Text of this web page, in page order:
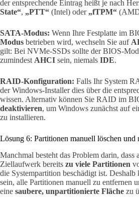
der entsprechende Eintrag heißt je nach
State“, „PTT“ (Intel) oder „fTPM“
SATA-Modus: Wenn Ihre Festplatte im
Modus betrieben wird, wechseln Sie auf
gilt: Bei NVMe-SSDs sollte der BIOS-
zumindest AHCI sein, niemals IDE.
RAID-Konfiguration: Falls Ihr System
der Windows-Installer dies über die
wissen. Alternativ können Sie RAID im
deaktivieren, um Windows zunächst auf
zu installieren.
Lösung 6: Partitionen manuell löschen und
Manchmal besteht das Problem darin, dass
Ziellaufwerk bereits zu viele Partitionen
die Systempartition beschädigt ist. Deshalb
sein, alle Partitionen manuell zu entfernen
eine saubere, unpartitionierte Fläche zu